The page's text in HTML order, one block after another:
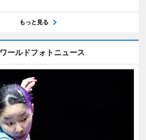
もっと見る
ワールドフォトニュース